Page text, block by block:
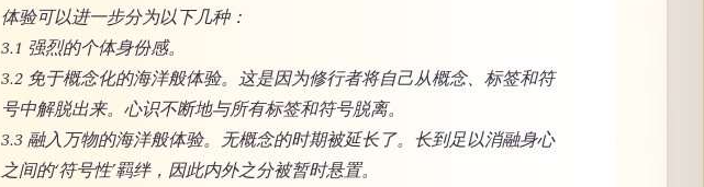
体验可以进一步分为以下几种：
3.1 强烈的个体身份感。
3.2 免于概念化的海洋般体验。这是因为修行者将自己从概念、标签和符
号中解脱出来。心识不断地与所有标签和符号脱离。
3.3 融入万物的海洋般体验。无概念的时期被延长了。长到足以消融身心
之间的‘符号性’羁绊，因此内外之分被暂时悬置。